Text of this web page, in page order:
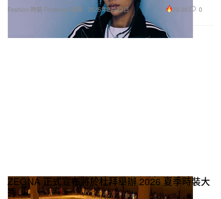
Fashion 時裝 Footwear 球鞋 2025年2月23日 39.0K 0
ZEGNA 正式宣布將於杜拜舉辦 2026 夏季時裝大
秀